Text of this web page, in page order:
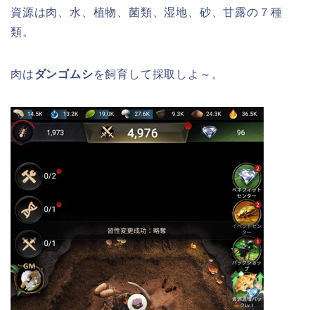
資源は肉、水、植物、菌類、湿地、砂、甘露の７種
類。
肉はダンゴムシを飼育して採取しよ～。